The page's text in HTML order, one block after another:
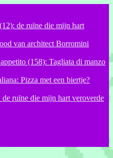
de ruïne die mijn hart
van architect Borromini
(158): Tagliata di manzo
Pizza met een biertje?
ruïne die mijn hart veroverde